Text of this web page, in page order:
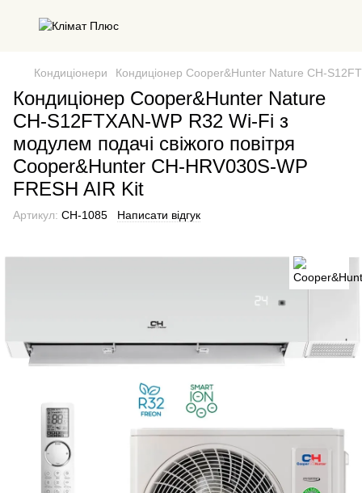
Кондиціонери Кондиціонер Cooper&Hunter Nature CH-
Кондиціонер Cooper&Hunter Nature
CH-S12FTXAN-WP R32 Wi-Fi з
модулем подачі свіжого повітря
Cooper&Hunter CH-HRV030S-WP
FRESH AIR Kit
Артикул: CH-1085 Написати відгук